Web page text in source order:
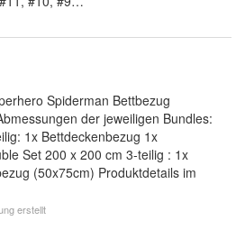
Spiderman Bettbezug
der jeweiligen Bundles:
1x Bettdeckenbezug 1x
Set 200 x 200 cm 3-teilig : 1x
(50x75cm) Produktdetails im
erstellt